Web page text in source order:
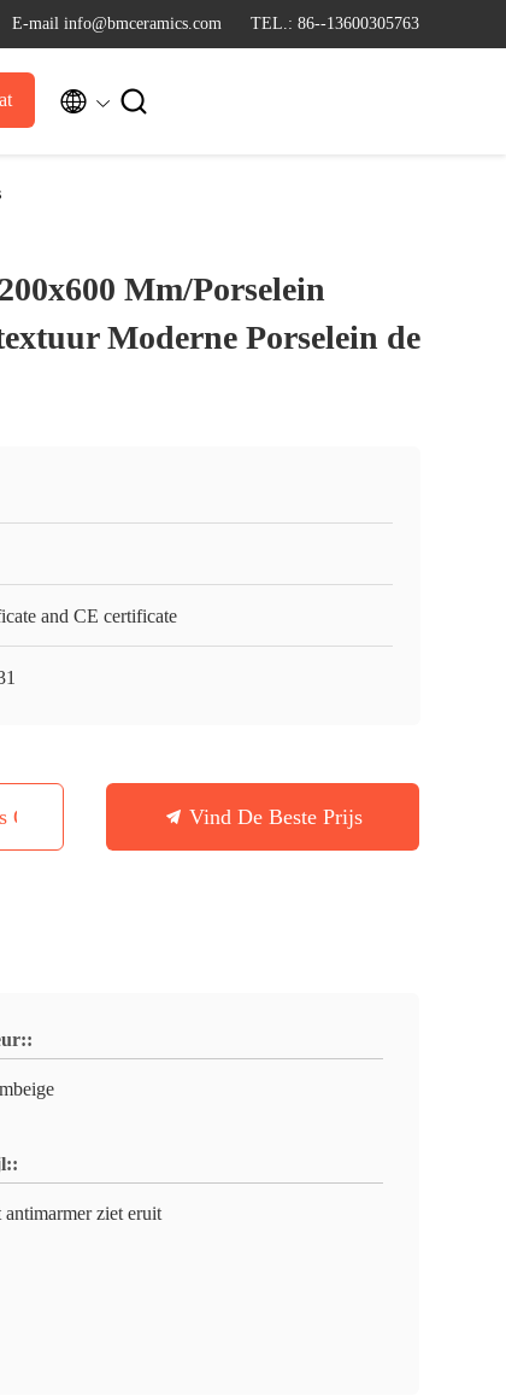
E-mail info@bmceramics.com TEL.: 86--13600305763
 
Mm/Porselein
Moderne Porselein de
and CE certificate
Vind De Beste Prijs
antimarmer ziet eruit